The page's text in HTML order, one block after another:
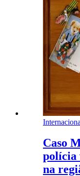
Caso
polícia
na